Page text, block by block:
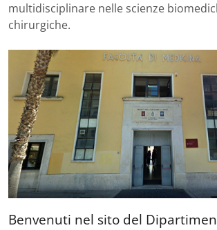
multidisciplinare nelle scienze
chirurgiche.
Benvenuti nel
Benvenuti nel sito del